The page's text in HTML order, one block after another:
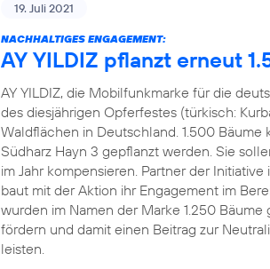
19. Juli 2021
NACHHALTIGES ENGAGEMENT:
AY YILDIZ pflanzt erneut
AY YILDIZ, die Mobilfunkmarke für die
des diesjährigen Opferfestes (türkisch:
Waldflächen in Deutschland. 1.500
Südharz Hayn 3 gepflanzt werden. Sie
im Jahr kompensieren. Partner der
baut mit der Aktion ihr Engagement im
wurden im Namen der Marke 1.250
fördern und damit einen Beitrag zur
leisten.